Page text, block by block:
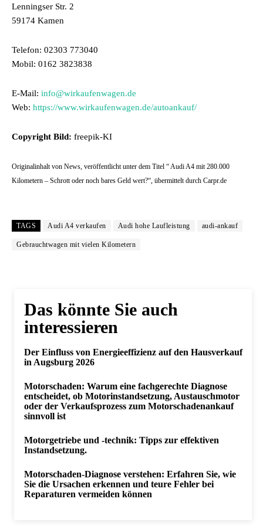
Lenningser Str. 2
59174 Kamen
Telefon: 02303 773040
Mobil: 0162 3823838
E-Mail: info@wirkaufenwagen.de
Web: https://www.wirkaufenwagen.de/autoankauf/
Copyright Bild: freepik-KI
Originalinhalt von News, veröffentlicht unter dem Titel “ Audi A4 mit 280.000
Kilometern – Schrott oder noch bares Geld wert?“, übermittelt durch Carpr.de
TAGS Audi A4 verkaufen Audi hohe Laufleistung audi-ankauf
Gebrauchtwagen mit vielen Kilometern
Das könnte Sie auch
interessieren
Der Einfluss von Energieeffizienz auf den Hausverkauf
in Augsburg 2026
Motorschaden: Warum eine fachgerechte Diagnose
entscheidet, ob Motorinstandsetzung, Austauschmotor
oder der Verkaufsprozess zum Motorschadenankauf
sinnvoll ist
Motorgetriebe und -technik: Tipps zur effektiven
Instandsetzung.
Motorschaden-Diagnose verstehen: Erfahren Sie, wie
Sie die Ursachen erkennen und teure Fehler bei
Reparaturen vermeiden können